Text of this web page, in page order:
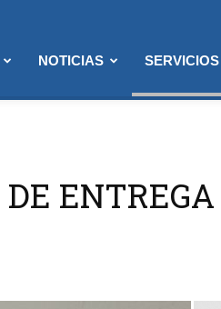
NOTICIAS
DE ENTREGA